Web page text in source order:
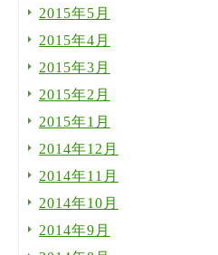
2015年5月
2015年4月
2015年3月
2015年2月
2015年1月
2014年12月
2014年11月
2014年10月
2014年9月